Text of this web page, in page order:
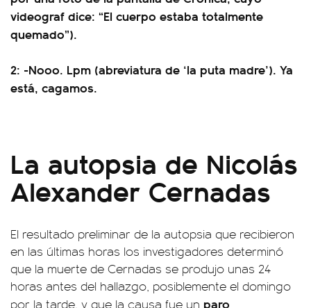
videograf dice: “El cuerpo estaba totalmente
quemado”).
2: -Nooo. Lpm (abreviatura de ‘la puta madre’). Ya
está, cagamos.
La autopsia de Nicolás
Alexander Cernadas
El resultado preliminar de la autopsia que recibieron
en las últimas horas los investigadores determinó
que la muerte de Cernadas se produjo unas 24
horas antes del hallazgo, posiblemente el domingo
por la tarde, y que la causa fue un paro